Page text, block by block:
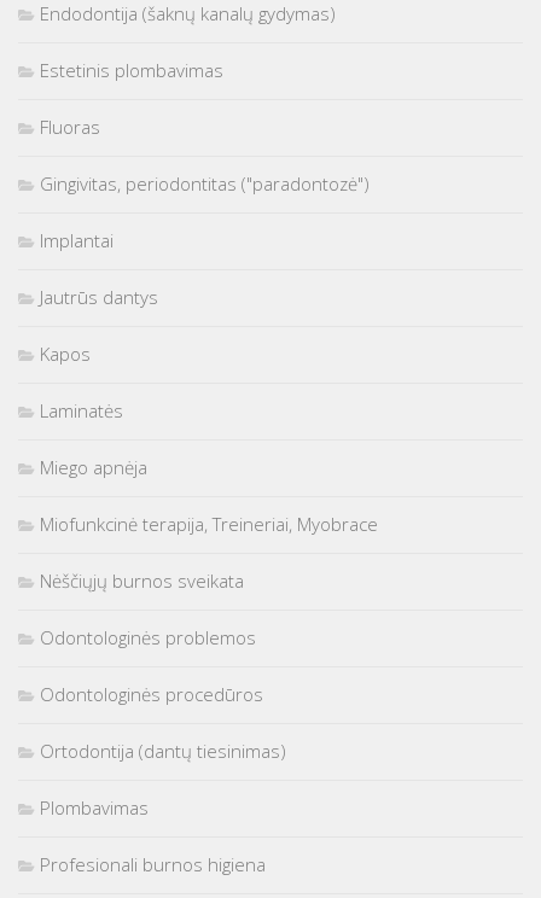
Endodontija (šaknų kanalų gydymas)
Estetinis plombavimas
Fluoras
Gingivitas, periodontitas ("paradontozė")
Implantai
Jautrūs dantys
Kapos
Laminatės
Miego apnėja
Miofunkcinė terapija, Treineriai, Myobrace
Nėščiųjų burnos sveikata
Odontologinės problemos
Odontologinės procedūros
Ortodontija (dantų tiesinimas)
Plombavimas
Profesionali burnos higiena